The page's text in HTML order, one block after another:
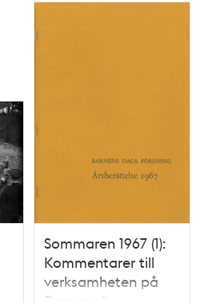
Sommaren 1967 (1):
Kommentarer till
verksamheten på